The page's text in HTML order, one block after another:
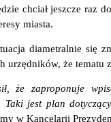
chciał jeszcze raz
miasta.
diametralnie się
urzędników, że tematu
że zaproponuje
Taki jest plan
w Kancelarii